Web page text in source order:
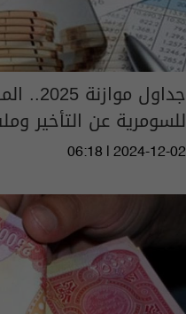
جداول
للسومرية عن التأخير
06:18 | 2024-12-02